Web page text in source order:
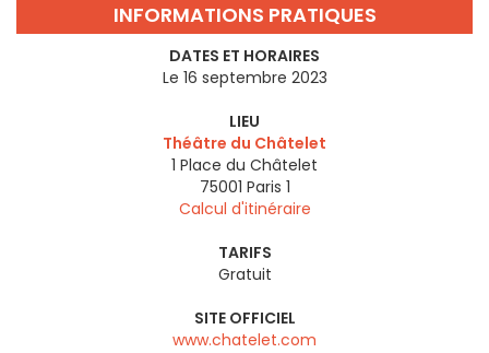
INFORMATIONS PRATIQUES
DATES ET HORAIRES
Le 16 septembre 2023
LIEU
Théâtre du Châtelet
1 Place du Châtelet
75001 Paris 1
Calcul d'itinéraire
TARIFS
Gratuit
SITE OFFICIEL
www.chatelet.com